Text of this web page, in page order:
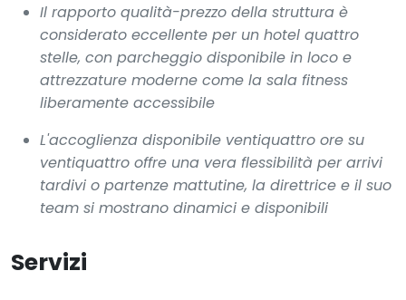
Il rapporto qualità-prezzo della struttura è
considerato eccellente per un hotel quattro
stelle, con parcheggio disponibile in loco e
attrezzature moderne come la sala fitness
liberamente accessibile
L'accoglienza disponibile ventiquattro ore su
ventiquattro offre una vera flessibilità per arrivi
tardivi o partenze mattutine, la direttrice e il suo
team si mostrano dinamici e disponibili
Servizi